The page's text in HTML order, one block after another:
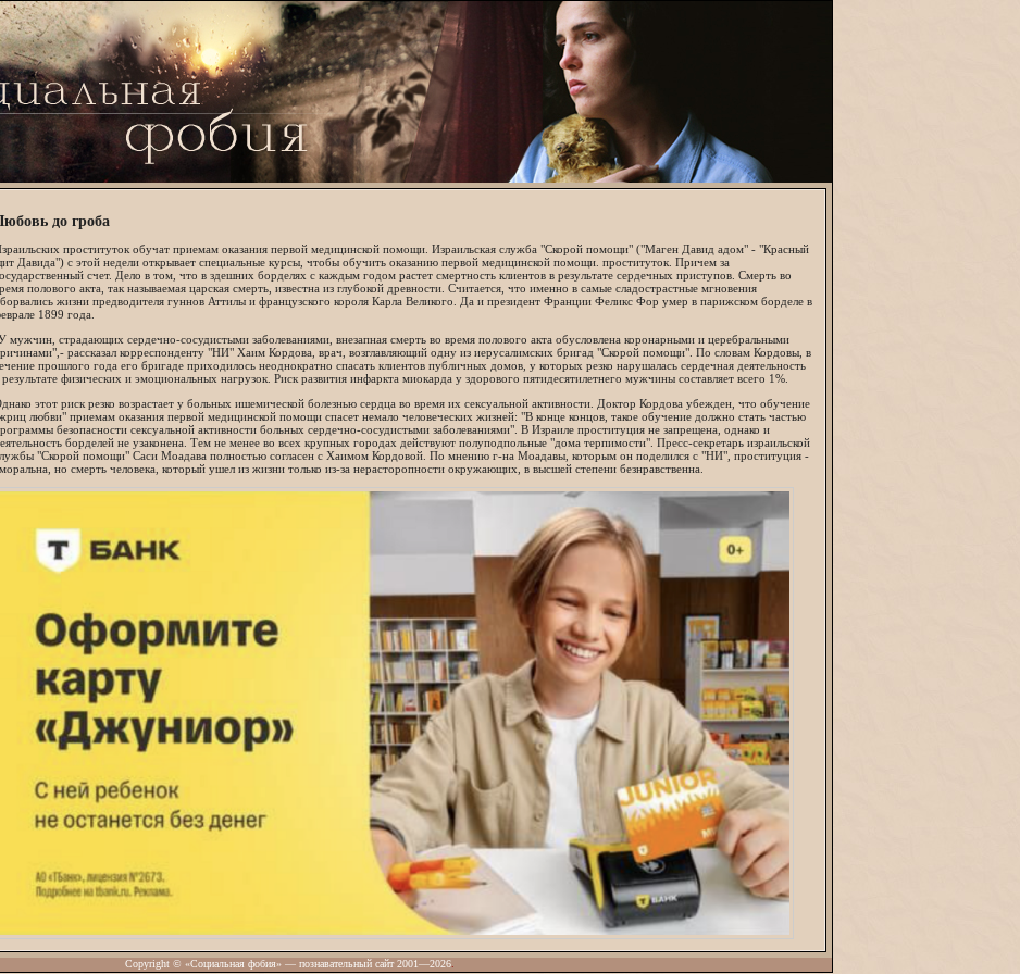
до гроба
проституток обучат приемам оказания первой медицинской помощи. Израильская служба "Скорой помощи" ("Маген Давид адом" - "Красный
Давида") с этой недели открывает специальные курсы, чтобы обучить оказанию первой медицинской помощи. проституток. Причем за
счет. Дело в том, что в здешних борделях с каждым годом растет смертность клиентов в результате сердечных приступов. Смерть во
полового акта, так называемая царская смерть, известна из глубокой древности. Считается, что именно в самые сладострастные мгновения
жизни предводителя гуннов Аттилы и французского короля Карла Великого. Да и президент Франции Феликс Фор умер в парижском борделе в
1899 года.
мужчин, страдающих сердечно-сосудистыми заболеваниями, внезапная смерть во время полового акта обусловлена коронарными и церебральными
рассказал корреспонденту "НИ" Хаим Кордова, врач, возглавляющий одну из иерусалимских бригад "Скорой помощи". По словам Кордовы, в
прошлого года его бригаде приходилось неоднократно спасать клиентов публичных домов, у которых резко нарушалась сердечная деятельность
результате физических и эмоциональных нагрузок. Риск развития инфаркта миокарда у здорового пятидесятилетнего мужчины составляет всего 1%.
этот риск резко возрастает у больных ишемической болезнью сердца во время их сексуальной активности. Доктор Кордова убежден, что обучение
любви" приемам оказания первой медицинской помощи спасет немало человеческих жизней: "В конце концов, такое обучение должно стать частью
безопасности сексуальной активности больных сердечно-сосудистыми заболеваниями". В Израиле проституция не запрещена, однако и
борделей не узаконена. Тем не менее во всех крупных городах действуют полуподпольные "дома терпимости". Пресс-секретарь израильской
"Скорой помощи" Саси Моадава полностью согласен с Хаимом Кордовой. По мнению г-на Моадавы, которым он поделился с "НИ", проституция -
но смерть человека, который ушел из жизни только из-за нерасторопности окружающих, в высшей степени безнравственна.
Copyright © «Социальная фобия» — познавательный сайт 2001—2026.